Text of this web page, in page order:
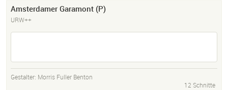
Amsterdamer Garamont (P)
URW++
Gestalter: Morris Fuller Benton
12 Schnitte